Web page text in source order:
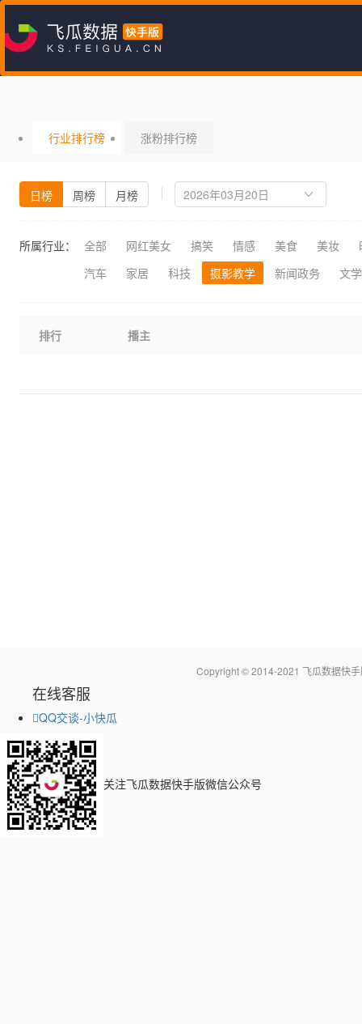
行业排行榜 涨粉排行榜
日榜 周榜 月榜
所属行业： 全部 网红美女 搞笑 情感 美食 美妆
汽车
家居 科技 摄影教学 新闻政务 文
排行 播主
Copyright © 2014-2021 飞瓜数据快
在线客服
QQ交谈-小快瓜
关注飞瓜数据快手版微信公众号